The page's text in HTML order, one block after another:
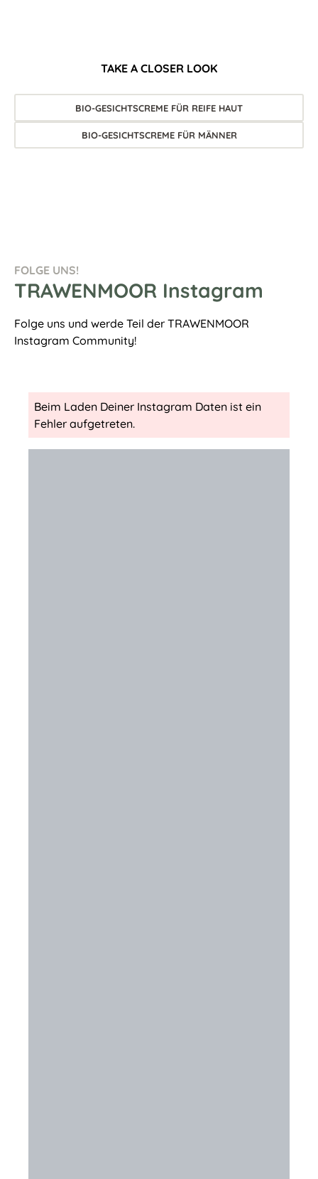
TAKE A CLOSER LOOK
BIO-GESICHTSCREME FÜR REIFE HAUT
BIO-GESICHTSCREME FÜR MÄNNER
FOLGE UNS!
TRAWENMOOR Instagram
Folge uns und werde Teil der TRAWENMOOR
Instagram Community!
Beim Laden Deiner Instagram Daten ist ein
Fehler aufgetreten.